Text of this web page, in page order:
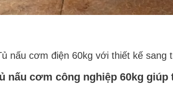
nấu cơm điện 60kg với thiết kế sang
nấu cơm công nghiệp 60kg